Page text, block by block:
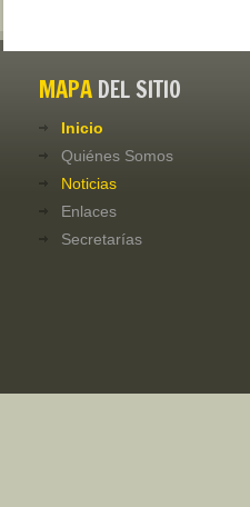
MAPA DEL SITIO
Inicio
Quiénes Somos
Noticias
Enlaces
Secretarías